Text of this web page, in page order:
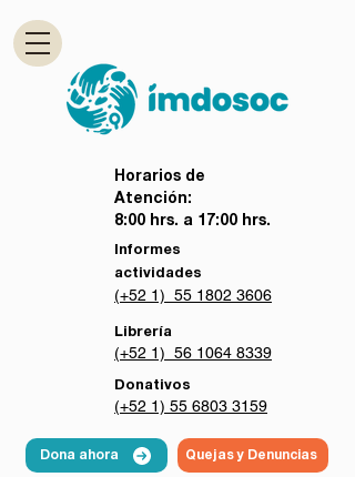
Horarios de
Atención:
8:00 hrs. a 17:00 hrs.
Informes
actividades
(+52 1) 55 1802 3606
Librería
(+52 1) 56 1064 8339
Donativos
(+52 1) 55 6803 3159
Dona ahora Quejas y Denuncias